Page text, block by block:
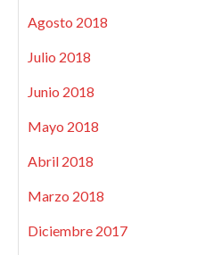
Agosto 2018
Julio 2018
Junio 2018
Mayo 2018
Abril 2018
Marzo 2018
Diciembre 2017